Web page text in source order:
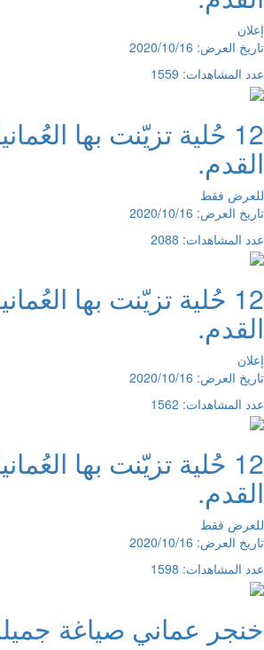
إعلان
تاريخ العرض: 2020/10/16
عدد المشاهدات: 1559
12 حُلية تزيّنت بها
القدم.
للعرض فقط
تاريخ العرض: 2020/10/16
عدد المشاهدات: 2088
12 حُلية تزيّنت بها
القدم.
إعلان
تاريخ العرض: 2020/10/16
عدد المشاهدات: 1562
12 حُلية تزيّنت بها
القدم.
للعرض فقط
تاريخ العرض: 2020/10/16
عدد المشاهدات: 1598
خنجر عماني صياغة